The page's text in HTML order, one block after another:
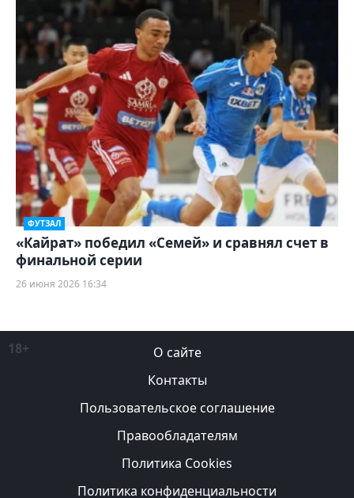
ФУТЗАЛ
«Кайрат» победил «Семей» и сравнял счет в
финальной серии
26 июня 2026 16:34
18+
О сайте
Контакты
Пользовательское соглашение
Правообладателям
Политика Cookies
Политика конфиденциальности